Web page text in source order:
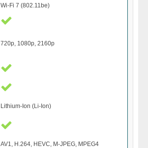
Wi-Fi 7 (802.11be)
720p, 1080p, 2160p
Lithium-Ion (Li-Ion)
AV1, H.264, HEVC, M-JPEG, MPEG4